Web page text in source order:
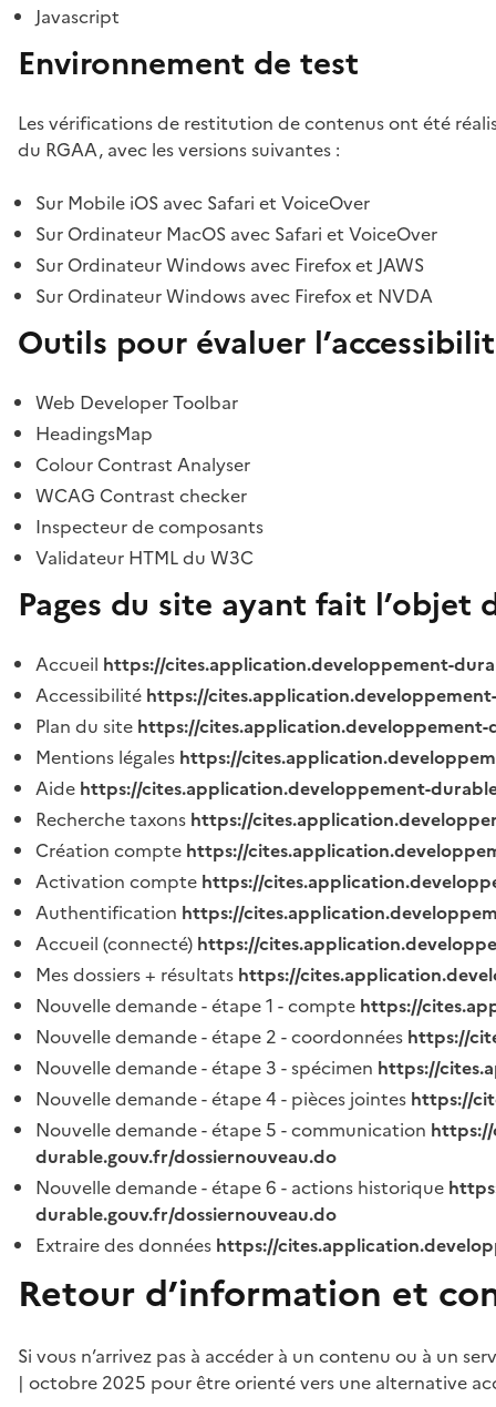
Javascript
Environnement de test
Les vérifications de restitution de contenus ont été
du RGAA, avec les versions suivantes :
Sur Mobile iOS avec Safari et VoiceOver
Sur Ordinateur MacOS avec Safari et VoiceOver
Sur Ordinateur Windows avec Firefox et JAWS
Sur Ordinateur Windows avec Firefox et NVDA
Outils pour évaluer
Web Developer Toolbar
HeadingsMap
Colour Contrast Analyser
WCAG Contrast checker
Inspecteur de composants
Validateur HTML du W3C
Pages du site ayant fait
Accueil https://cites.application.developpement-
Accessibilité https://
Plan du site https://
Mentions légales https://
Aide https://cites.application.developpement-
Recherche taxons https://
Création compte https://
Activation compte https://
Authentification https://
Accueil (connecté) https://
Mes dossiers + résultats https://
Nouvelle demande - étape 1 - compte https://
Nouvelle demande - étape 2 - coordonnées https://
Nouvelle demande - étape 3 - spécimen https://
Nouvelle demande - étape 4 - pièces jointes https://
Nouvelle demande - étape 5 - communication
durable.gouv.fr/dossiernouveau.do
Nouvelle demande - étape 6 - actions historique
durable.gouv.fr/dossiernouveau.do
Extraire des données https://
Retour d’information et
Si vous n’arrivez pas à accéder à un contenu ou à un
| octobre 2025 pour être orienté vers une alternative